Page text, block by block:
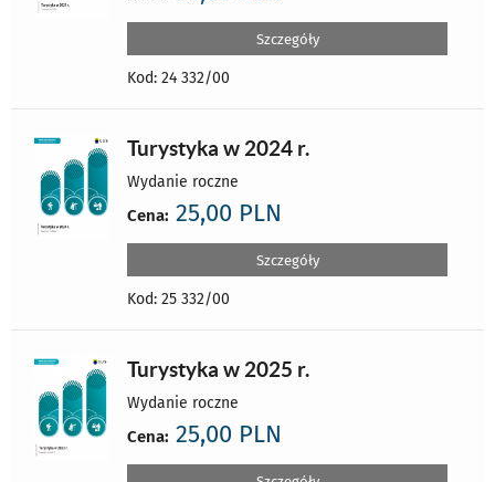
Szczegóły
Kod: 24 332/00
Turystyka w 2024 r.
Wydanie roczne
Cena: 25,00 PLN
Szczegóły
Kod: 25 332/00
Turystyka w 2025 r.
Wydanie roczne
Cena: 25,00 PLN